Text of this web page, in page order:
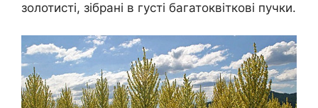
золотисті, зібрані в густі багатоквіткові пучки.